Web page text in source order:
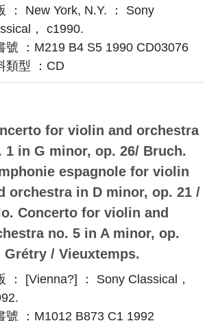
： New York, N.Y. ： Sony
， c1990.
號 ：M219 B4 S5 1990 CD03076
類型 ：CD
for violin and orchestra
1 in G minor, op. 26/ Bruch.
espagnole for violin
orchestra in D minor, op. 21 /
Concerto for violin and
no. 5 in A minor, op.
Grétry / Vieuxtemps.
： [Vienna?] ： Sony Classical，
號 ：M1012 B873 C1 1992